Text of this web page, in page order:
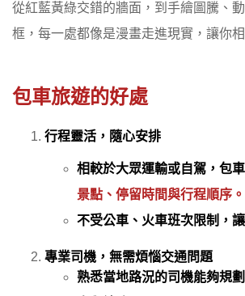
從紅藍黃綠交錯的牆面，到手繪圖騰、
框，每一處都像是漫畫走進現實，讓你
包車旅遊的好處
行程靈活，隨心安排
相較於大眾運輸或自駕，包
景點、停留時間與行程順序。
不受公車、火車班次限制，
專業司機，無需煩惱交通問題
熟悉當地路況的司機能夠規